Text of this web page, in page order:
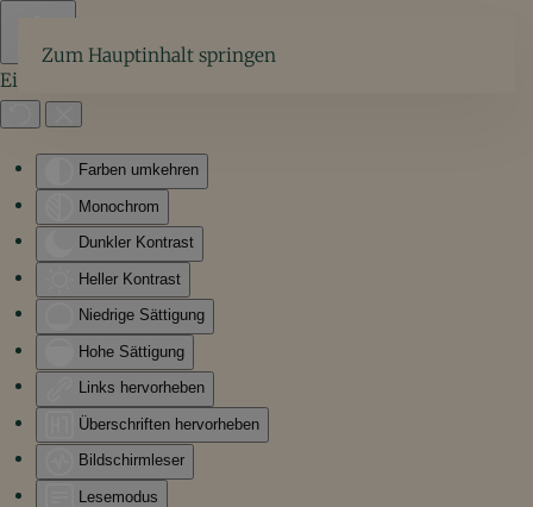
Eingabehilfen öffnen
Farben umkehren
Monochrom
Dunkler Kontrast
Heller Kontrast
Niedrige Sättigung
Hohe Sättigung
Links hervorheben
Überschriften hervorheben
Bildschirmleser
Lesemodus
Zum Hauptinhalt springen